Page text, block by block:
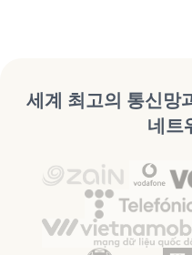
세계 최고의 통신망
네트